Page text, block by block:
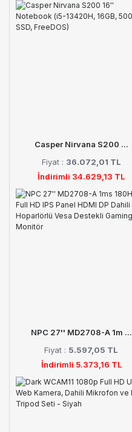
Casper Nirvana S200 ...
Fiyat : 36.072,01 TL
İndirimli 34.629,13 TL
NPC 27'' MD2708-A 1m ...
Fiyat : 5.597,05 TL
İndirimli 5.373,16 TL